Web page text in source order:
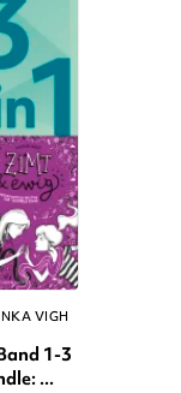
VIGH
1-3
...